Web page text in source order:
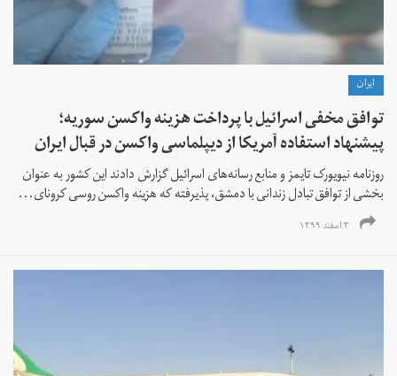
ايران
توافق مخفی اسرائیل با پرداخت هزینه واکسن سوریه؛
پیشنهاد استفاده آمریکا از دیپلماسی واکسن در قبال ایران
روزنامه نیویورک تایمز و منابع رسانه‌های اسرائیل گزارش دادند این کشور به عنوان
بخشی از توافق تبادل زندانی با دمشق، پذیرفته که هزینه واکسن روسی کرونای...
۳ اسفند ۱۳۹۹